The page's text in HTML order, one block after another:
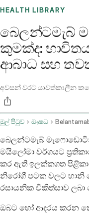
HEALTH LIBRARY
බෙලන්ටමැබ්
කුමක්ද:
ආබාධ සහ
අවසන් වරට යාවත්කාලීන
මුල් පිටුව ඖෂධ
බෙලන්ටමැබ්
මයිලෝමා වර්ගයට
කර ඇති ඉලක්කගත
නිරෝගී පටක වලට
රසායනික චිකිත්සාව ලබා
ඔබට හෝ ආදරය කරන